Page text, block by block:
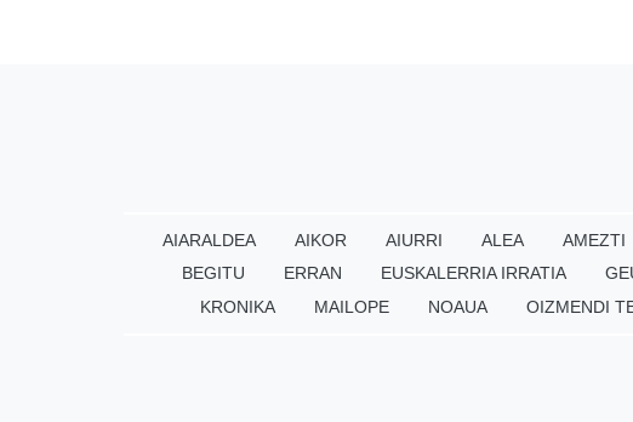
AIARALDEA AIKOR AIURRI ALEA AMEZTI
BEGITU
ERRAN EUSKALERRIA IRRATIA
KRONIKA
MAILOPE NOAUA OIZMENDI